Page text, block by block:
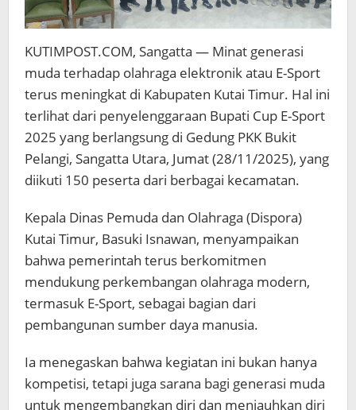
KUTIMPOST.COM, Sangatta — Minat generasi
muda terhadap olahraga elektronik atau E-Sport
terus meningkat di Kabupaten Kutai Timur. Hal ini
terlihat dari penyelenggaraan Bupati Cup E-Sport
2025 yang berlangsung di Gedung PKK Bukit
Pelangi, Sangatta Utara, Jumat (28/11/2025), yang
diikuti 150 peserta dari berbagai kecamatan.
Kepala Dinas Pemuda dan Olahraga (Dispora)
Kutai Timur, Basuki Isnawan, menyampaikan
bahwa pemerintah terus berkomitmen
mendukung perkembangan olahraga modern,
termasuk E-Sport, sebagai bagian dari
pembangunan sumber daya manusia.
Ia menegaskan bahwa kegiatan ini bukan hanya
kompetisi, tetapi juga sarana bagi generasi muda
untuk mengembangkan diri dan menjauhkan diri